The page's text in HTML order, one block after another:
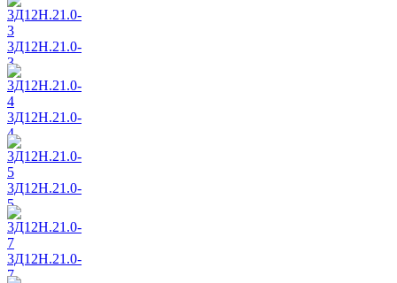
3Д12Н.21.0-
3
3Д12Н.21.0-
4
3Д12Н.21.0-
5
3Д12Н.21.0-
7